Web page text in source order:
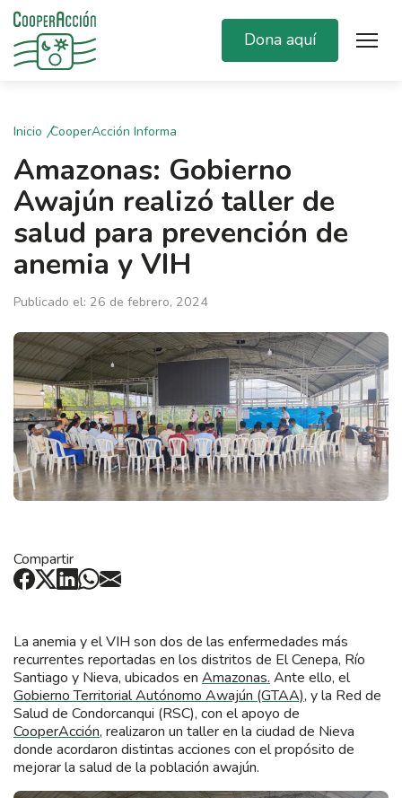
Dona aquí
Inicio CooperAcción Informa
Amazonas: Gobierno
Awajún realizó taller de
salud para prevención de
anemia y VIH
Publicado el: 26 de febrero, 2024
Compartir
La anemia y el VIH son dos de las enfermedades más
recurrentes reportadas en los distritos de El Cenepa, Río
Santiago y Nieva, ubicados en Amazonas. Ante ello, el
Gobierno Territorial Autónomo Awajún (GTAA), y la Red de
Salud de Condorcanqui (RSC), con el apoyo de
CooperAcción, realizaron un taller en la ciudad de Nieva
donde acordaron distintas acciones con el propósito de
mejorar la salud de la población awajún.